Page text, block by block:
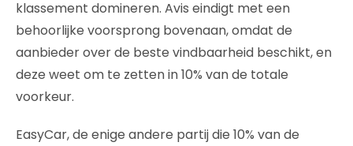
klassement domineren. Avis eindigt met een
behoorlijke voorsprong bovenaan, omdat de
aanbieder over de beste vindbaarheid beschikt, en
deze weet om te zetten in 10% van de totale
voorkeur.
EasyCar, de enige andere partij die 10% van de